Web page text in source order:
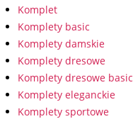
Komplet
Komplety basic
Komplety damskie
Komplety dresowe
Komplety dresowe basic
Komplety eleganckie
Komplety sportowe